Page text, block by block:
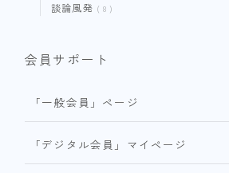
談論風発 8
会員サポート
「一般会員」ページ
「デジタル会員」マイページ